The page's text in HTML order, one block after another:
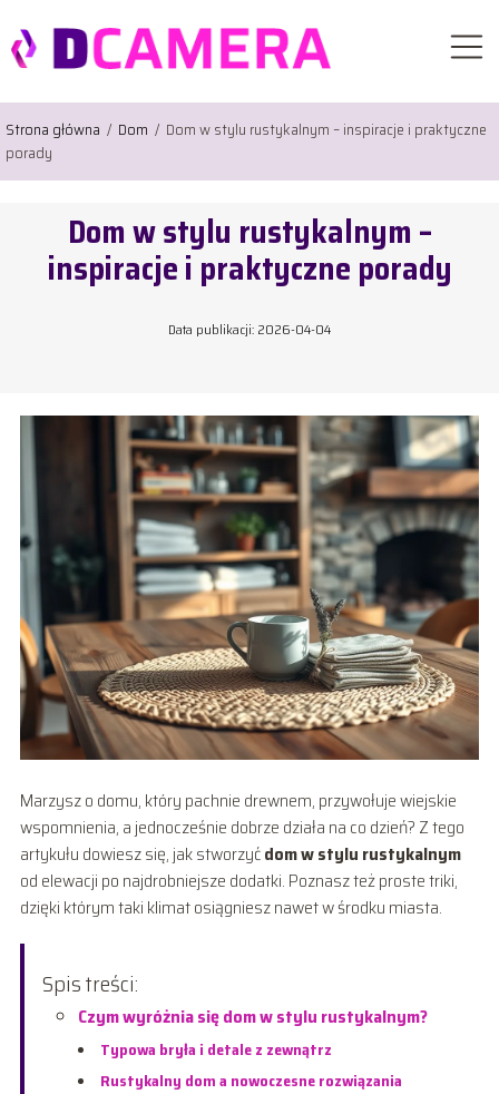
Strona główna / Dom / Dom w stylu rustykalnym – inspiracje i praktyczne
porady
Dom w stylu rustykalnym –
inspiracje i praktyczne porady
Data publikacji: 2026-04-04
Marzysz o domu, który pachnie drewnem, przywołuje wiejskie
wspomnienia, a jednocześnie dobrze działa na co dzień? Z tego
artykułu dowiesz się, jak stworzyćdom w stylu rustykalnym
od elewacji po najdrobniejsze dodatki. Poznasz też proste triki,
dzięki którym taki klimat osiągniesz nawet w środku miasta.
Spis treści:
Czym wyróżnia się dom w stylu rustykalnym?
Typowa bryła i detale z zewnątrz
Rustykalny dom a nowoczesne rozwiązania